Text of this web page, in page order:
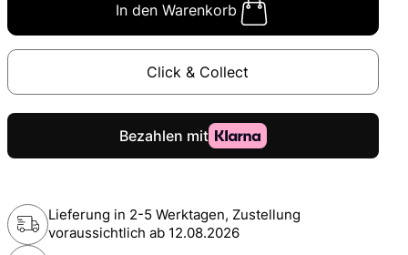
In den Warenkorb
Click & Collect
Lieferung in 2-5 Werktagen, Zustellung
voraussichtlich ab 12.08.2026